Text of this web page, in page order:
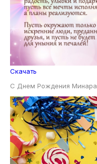
Скачать
С Днем Рождения Минара